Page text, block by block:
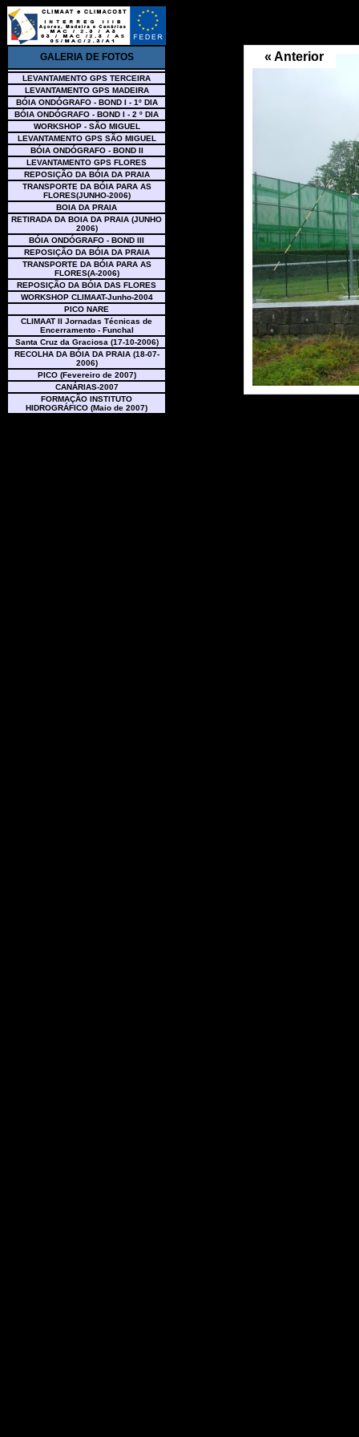
GALERIA DE FOTOS
LEVANTAMENTO GPS TERCEIRA
LEVANTAMENTO GPS MADEIRA
BÓIA ONDÓGRAFO - BOND I - 1º DIA
BÓIA ONDÓGRAFO - BOND I - 2 º DIA
WORKSHOP - SÃO MIGUEL
LEVANTAMENTO GPS SÃO MIGUEL
BÓIA ONDÓGRAFO - BOND II
LEVANTAMENTO GPS FLORES
REPOSIÇÃO DA BÓIA DA PRAIA
TRANSPORTE DA BÓIA PARA AS
FLORES(JUNHO-2006)
BOIA DA PRAIA
RETIRADA DA BOIA DA PRAIA (JUNHO
2006)
BÓIA ONDÓGRAFO - BOND III
REPOSIÇÃO DA BÓIA DA PRAIA
TRANSPORTE DA BÓIA PARA AS
FLORES(A-2006)
REPOSIÇÃO DA BÓIA DAS FLORES
WORKSHOP CLIMAAT-Junho-2004
PICO NARE
CLIMAAT II Jornadas Técnicas de
Encerramento - Funchal
Santa Cruz da Graciosa (17-10-2006)
RECOLHA DA BÓIA DA PRAIA (18-07-
2006)
PICO (Fevereiro de 2007)
CANÁRIAS-2007
FORMAÇÃO INSTITUTO
HIDROGRÁFICO (Maio de 2007)
« Anterior